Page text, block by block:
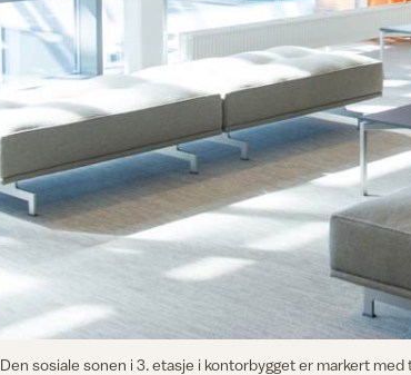
Den sosiale sonen i 3. etasje i kontorbygget er markert